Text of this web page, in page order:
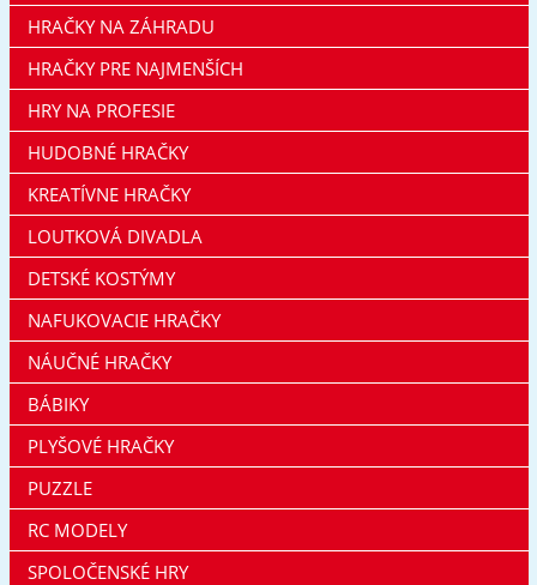
HRAČKY NA ZÁHRADU
HRAČKY PRE NAJMENŠÍCH
HRY NA PROFESIE
HUDOBNÉ HRAČKY
KREATÍVNE HRAČKY
LOUTKOVÁ DIVADLA
DETSKÉ KOSTÝMY
NAFUKOVACIE HRAČKY
NÁUČNÉ HRAČKY
BÁBIKY
PLYŠOVÉ HRAČKY
PUZZLE
RC MODELY
SPOLOČENSKÉ HRY